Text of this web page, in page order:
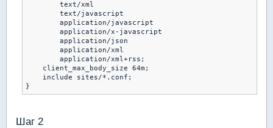
        text/xml
        text/javascript
        application/javascript
        application/x-javascript
        application/json
        application/xml
        application/xml+rss;
    client_max_body_size 64m;
    include sites/*.conf;
}
Шаг 2